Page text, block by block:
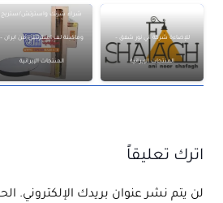
للإضاءة شركة آني نور شفق –
المنتجات الإيرانية
شراء شرنك واسترتش/ستريج
وماكينة لف استرتش من ايران –
المنتجات الإيرانية
اترك تعليقاً
لن يتم نشر عنوان بريدك الإلكتروني.